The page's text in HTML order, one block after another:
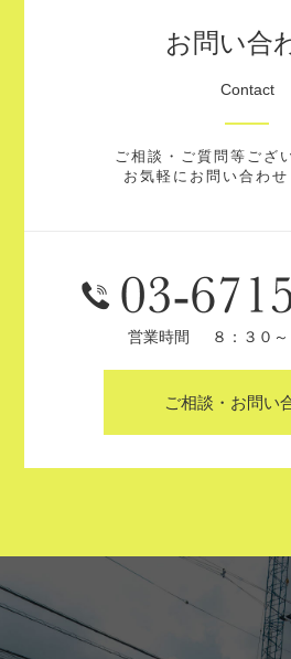
お問い合
Contact
ご相談・ご質問等ござ
お気軽にお問い合わせ
営業時間 ８：３０
ご相談・お問い